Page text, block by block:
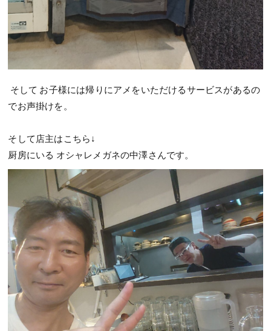
そして お子様には帰りにアメをいただけるサービスがあるの
でお声掛けを。
そして店主はこちら↓
厨房にいる オシャレメガネの中澤さんです。